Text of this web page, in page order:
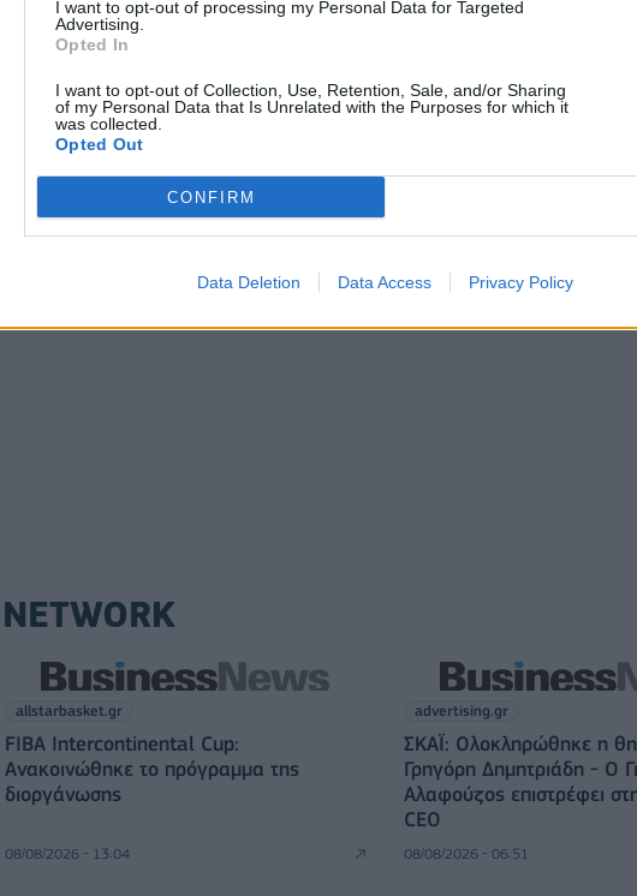
I want to opt-out of processing my Personal Data for Targeted
Advertising.
Opted In
I want to opt-out of Collection, Use, Retention, Sale, and/or Sharing
of my Personal Data that Is Unrelated with the Purposes for which it
was collected.
Opted Out
CONFIRM
Data Deletion Data Access Privacy Policy
03/2024 - 10:02
αξιοποίηση του λιμένα
23/11/2023 - 16:23
allstarbasket.gr
FIBA Intercontinental Cup:
Ανακοινώθηκε το πρόγραμμα της
διοργάνωσης
08/08/2026 - 13:04
advertising.gr
ΣΚΑΪ: Ολοκληρώθηκε η
Γρηγόρη Δημητριάδη - Ο
Αλαφούζος επιστρέφει
CEO
08/08/2026 - 06:51